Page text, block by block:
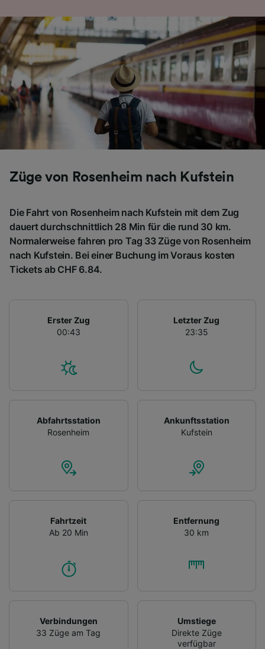
Züge von Rosenheim nach Kufstein
Die Fahrt von Rosenheim nach Kufstein mit dem Zug
dauert durchschnittlich 28 Min für die rund 30 km.
Normalerweise fahren pro Tag 33 Züge von Rosenheim
nach Kufstein. Bei einer Buchung im Voraus kosten
Tickets ab CHF 6.84.
Erster Zug
00:43
Letzter Zug
23:35
Abfahrtsstation
Rosenheim
Ankunftsstation
Kufstein
Fahrtzeit
Ab 20 Min
Entfernung
30 km
Verbindungen
33 Züge am Tag
Umstiege
Direkte Züge
verfügbar
Verwendung genauer Standortdaten.
Endgeräteeigenschaften zur Identifikation
aktiv abfragen. Speichern von oder Zugriff auf
Informationen auf einem Endgerät.
Personalisierte Werbung und Inhalte, Messung
von Werbeleistung und der Performance von
Inhalten, Zielgruppenforschung sowie
Entwicklung und Verbesserung von
Angeboten.
Liste der Partner (Lieferanten)